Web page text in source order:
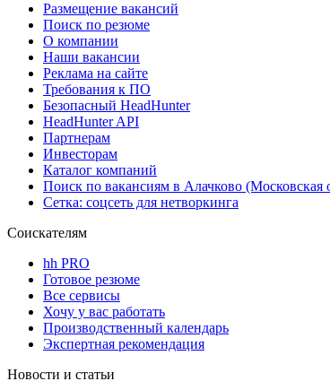
Размещение вакансий
Поиск по резюме
О компании
Наши вакансии
Реклама на сайте
Требования к ПО
Безопасный HeadHunter
HeadHunter API
Партнерам
Инвесторам
Каталог компаний
Поиск по вакансиям в Алачково (Московская
Сетка: соцсеть для нетворкинга
Соискателям
hh PRO
Готовое резюме
Все сервисы
Хочу у вас работать
Производственный календарь
Экспертная рекомендация
Новости и статьи